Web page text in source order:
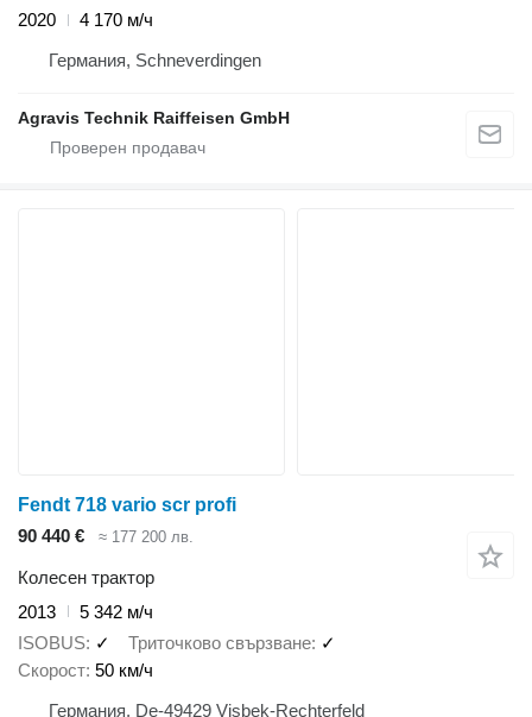
2020
4 170 м/ч
Германия, Schneverdingen
Agravis Technik Raiffeisen GmbH
Fendt 718 vario scr profi
90 440 €
≈ 177 200 лв.
Колесен трактор
2013
5 342 м/ч
ISOBUS ✓ Триточково свързване ✓
Скорост 50 км/ч
Германия, De-49429 Visbek-Rechterfeld